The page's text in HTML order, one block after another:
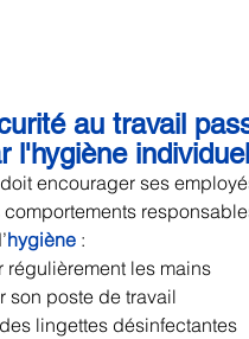
au travail
l'hygiène
doit encourager ses
hygiène :
régulièrement les mains
son poste de travail
lingettes désinfectantes